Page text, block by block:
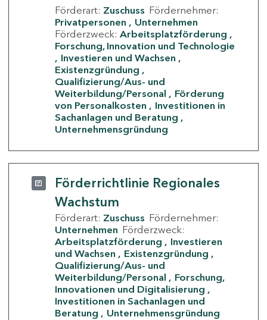
Förderart: Zuschuss Fördernehmer:
Privatpersonen
Unternehmen
Förderzweck: Arbeitsplatzförderung
Forschung, Innovation und Technologie
Investieren und Wachsen
Existenzgründung
Qualifizierung/Aus- und
Weiterbildung/Personal
Förderung
von Personalkosten
Investitionen in
Sachanlagen und Beratung
Unternehmensgründung
Förderrichtlinie Regionales
Wachstum
Förderart: Zuschuss Fördernehmer:
Unternehmen Förderzweck:
Arbeitsplatzförderung
Investieren
und Wachsen
Existenzgründung
Qualifizierung/Aus- und
Weiterbildung/Personal
Forschung,
Innovationen und Digitalisierung
Investitionen in Sachanlagen und
Beratung
Unternehmensgründung